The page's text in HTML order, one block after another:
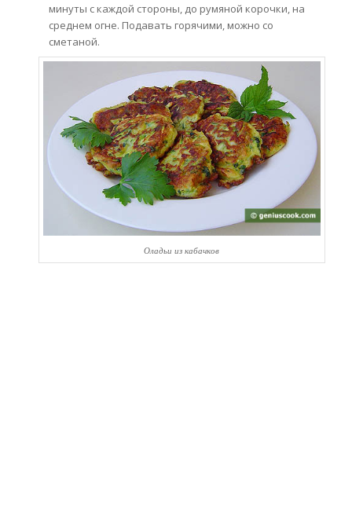
минуты с каждой стороны, до румяной корочки, на
среднем огне. Подавать горячими, можно со
сметаной.
Оладьи из кабачков